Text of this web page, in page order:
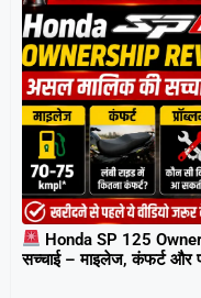
Honda SP 125
सच्चाई – माइलेज, कंफर्ट और